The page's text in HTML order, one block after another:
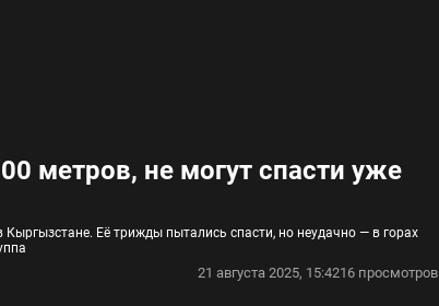
метров, не могут спасти уже
Её трижды пытались спасти, но неудачно — в горах
21 августа 2025, 15:4216 просмотров